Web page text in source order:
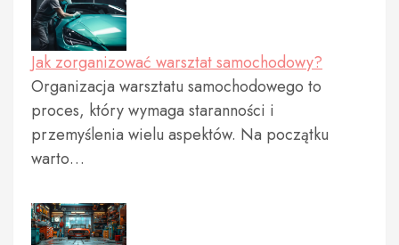
Jak zorganizować warsztat samochodowy?
Organizacja warsztatu samochodowego to
proces, który wymaga staranności i
przemyślenia wielu aspektów. Na początku
warto…